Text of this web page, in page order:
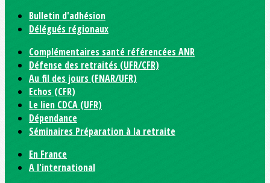
Bulletin d'adhésion
Délégués régionaux
Complémentaires santé référencées ANR
Défense des retraités (UFR/CFR)
Au fil des jours (FNAR/UFR)
Echos (CFR)
Le lien CDCA (UFR)
Dépendance
Séminaires Préparation à la retraite
En France
A l'international